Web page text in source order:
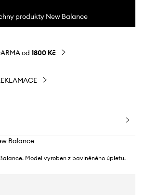
produkty New Balance
od 1800 Kč
Balance
Model vyroben z bavlněného úpletu.